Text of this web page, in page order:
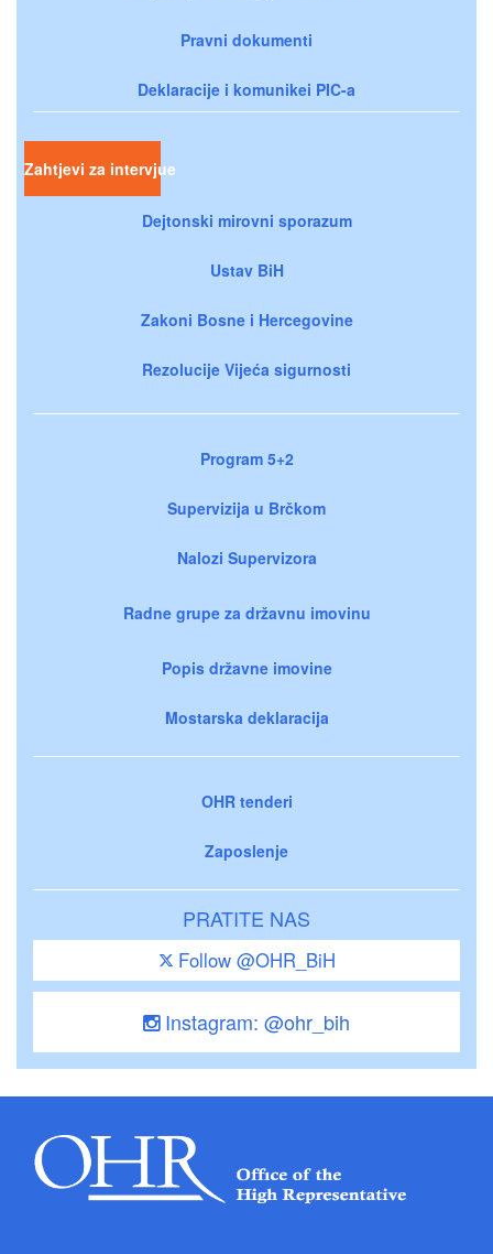
Pravni dokumenti
Deklaracije i komunikei PIC-a
Zahtjevi za intervjue
Dejtonski mirovni sporazum
Ustav BiH
Zakoni Bosne i Hercegovine
Rezolucije Vijeća sigurnosti
Program 5+2
Supervizija u Brčkom
Nalozi Supervizora
Radne grupe za državnu imovinu
Popis državne imovine
Mostarska deklaracija
OHR tenderi
Zaposlenje
PRATITE NAS
Follow @OHR_BiH
Instagram: @ohr_bih